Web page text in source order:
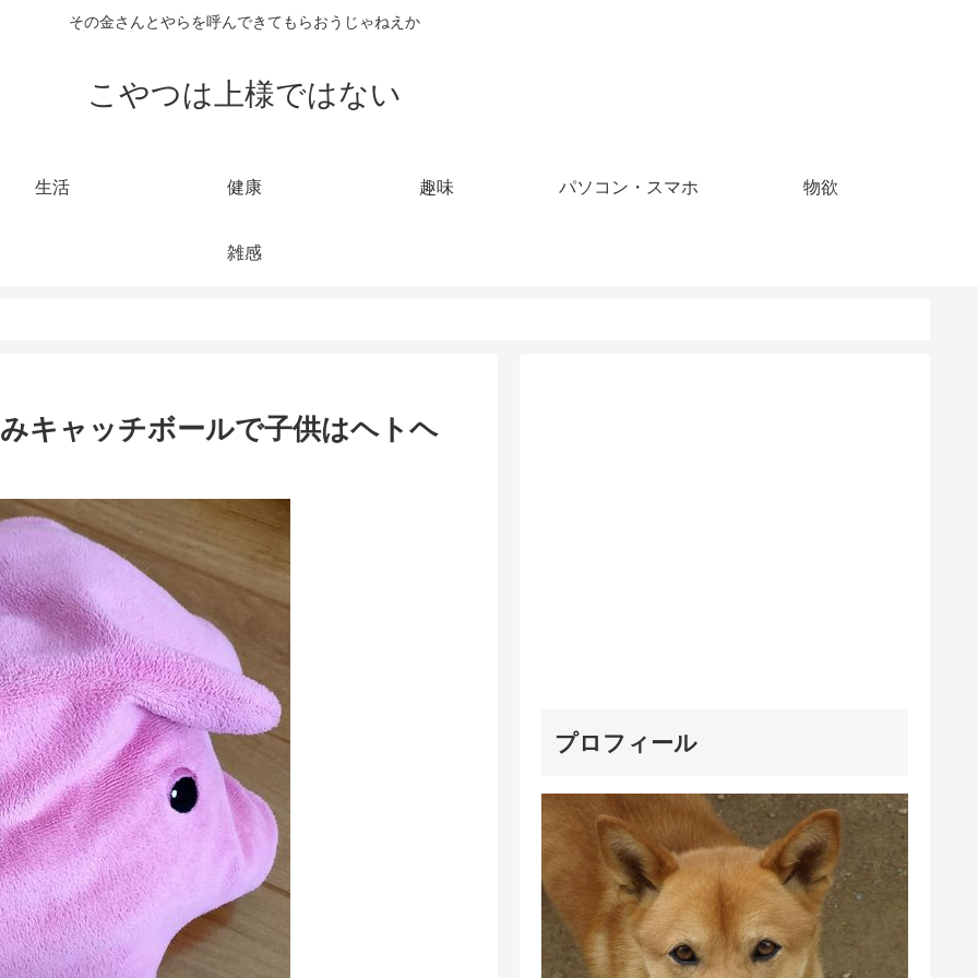
その金さんとやらを呼んできてもらおうじゃねえか
こやつは上様ではない
生活 健康 趣味 パソコン・スマホ 物欲
雑感
キャッチボールで子供はヘトヘ
プロフィール